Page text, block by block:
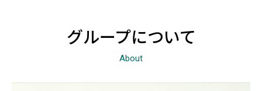
グループについて
About